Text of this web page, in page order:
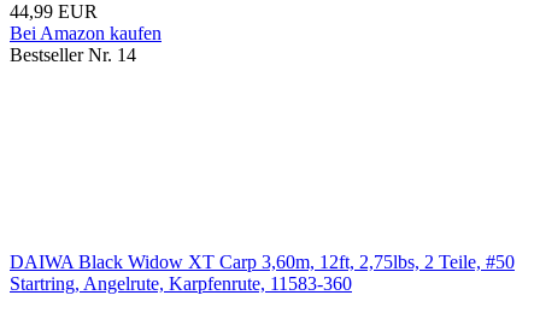
44,99 EUR
Bei Amazon kaufen
Bestseller Nr. 14
DAIWA Black Widow XT Carp 3,60m, 12ft, 2,75lbs, 2 Teile, #50
Startring, Angelrute, Karpfenrute, 11583-360